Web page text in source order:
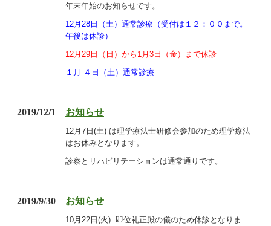
年末年始のお知らせです。
12月28日（土）通常診療（受付は１２：００まで。
午後は休診）
12月29日（日）から1月3日（金）まで休診
１ 月 ４日（土）通常診療
2019/12/1 お知らせ
12月7日(土) は理学療法士研修会参加のため理学療法
はお休みとなります。
診察とリハビリテーションは通常通りです。
2019/9/30 お知らせ
10月22日(火) 即位礼正殿の儀のため休診となりま